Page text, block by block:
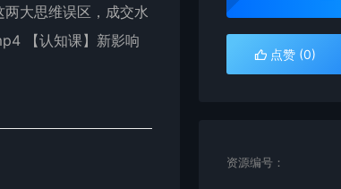
大思维误区，成交水
【认知课】新影响
点赞 (0)
资源编号：